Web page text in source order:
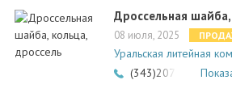
Дроссельная
08 июля, 2025
Уральская литейная
(343)207-36-46